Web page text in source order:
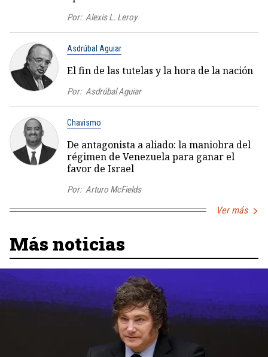
Por: Alexis L. Leroy
Asdrúbal Aguiar
El fin de las tutelas y la hora de la nación
Por: Asdrúbal Aguiar
Chavismo
De antagonista a aliado: la maniobra del
régimen de Venezuela para ganar el
favor de Israel
Por: Arturo McFields
Ver más
Más noticias